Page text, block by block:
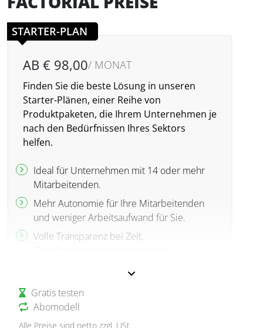
STARTER-PLAN
AB € 98,00/ MONAT
Finden Sie die beste Lösung in unseren
Starter-Plänen, einer Reihe von
Produktpaketen, die Ihrem Unternehmen je
nach den Bedürfnissen Ihres Sektors
helfen.
Ideal für Unternehmen mit 14 oder mehr
Mitarbeitenden.
Mehr Autonomie für Ihre Mitarbeitenden
und weniger Arbeitsaufwand für Sie.
Volle Transparenz bei Zeit,
Gratis testen
Abomodell
Alle Preise sind netto zzgl. USt.